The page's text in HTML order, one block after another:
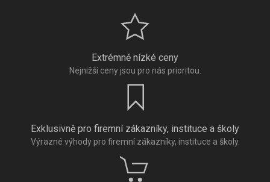
Extrémně nízké ceny
Nejnižší ceny jsou pro nás prioritou.
Exklusivně pro firemní zákazníky, instituce a školy
Výrazné výhody pro firemní zákazníky, instituce a školy.